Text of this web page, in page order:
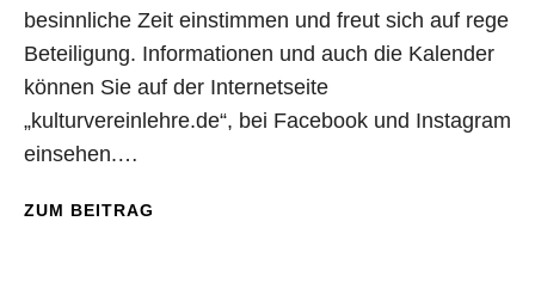
besinnliche Zeit einstimmen und freut sich auf rege
Beteiligung. Informationen und auch die Kalender
können Sie auf der Internetseite
„kulturvereinlehre.de“, bei Facebook und Instagram
einsehen.…
ZUM BEITRAG